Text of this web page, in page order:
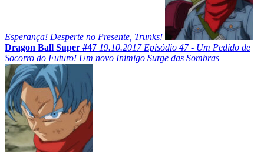
Esperança! Desperte no Presente, Trunks!
Dragon Ball Super #47 19.10.2017Episódio 47 - Um Pedido de
Socorro do Futuro! Um novo Inimigo Surge das Sombras